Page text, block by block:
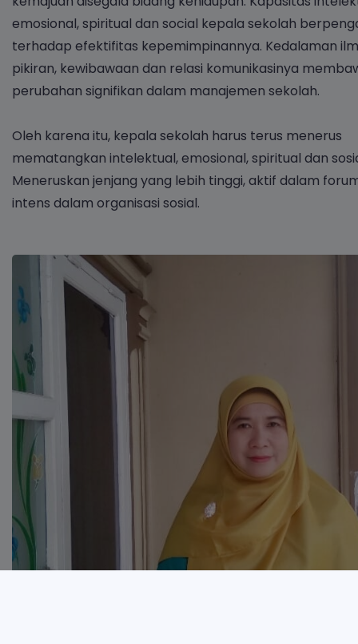
emosional, spiritual dan social kepala sekolah
terhadap efektifitas kepemimpinannya. Kedalaman
pikiran, kewibawaan dan relasi komunikasinya
perubahan signifikan dalam manajemen sekolah.
Oleh karena itu, kepala sekolah harus terus menerus
mematangkan intelektual, emosional, spiritual dan
Meneruskan jenjang yang lebih tinggi, aktif dalam
intens dalam organisasi sosial.